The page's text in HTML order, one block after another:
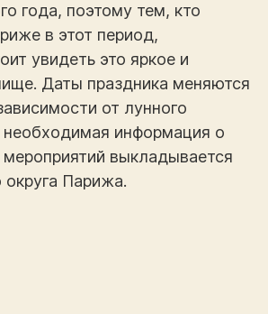
года, поэтому тем, кто
в этот период,
увидеть это яркое и
Даты праздника меняются
от лунного
необходимая информация о
выкладывается
округа Парижа.